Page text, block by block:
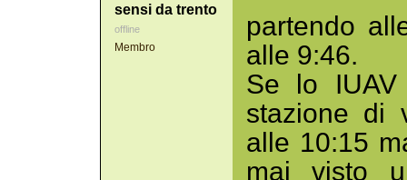
sensi da trento
offline
Membro
partendo
alle 9:46.
Se lo
stazione di
alle 10:15
mai visto